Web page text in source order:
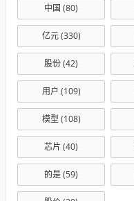
中国 (80)
亿元(330)
股份(42)
用户 (109)
模型 (108)
芯片 (40)
的是(59)